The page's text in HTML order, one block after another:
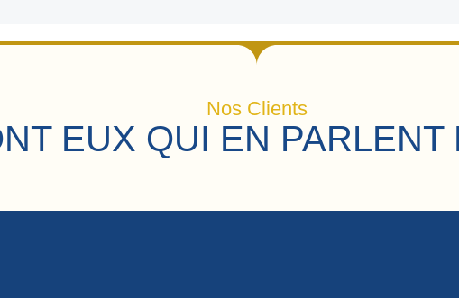
Nos Clients
EUX QUI EN PARLENT